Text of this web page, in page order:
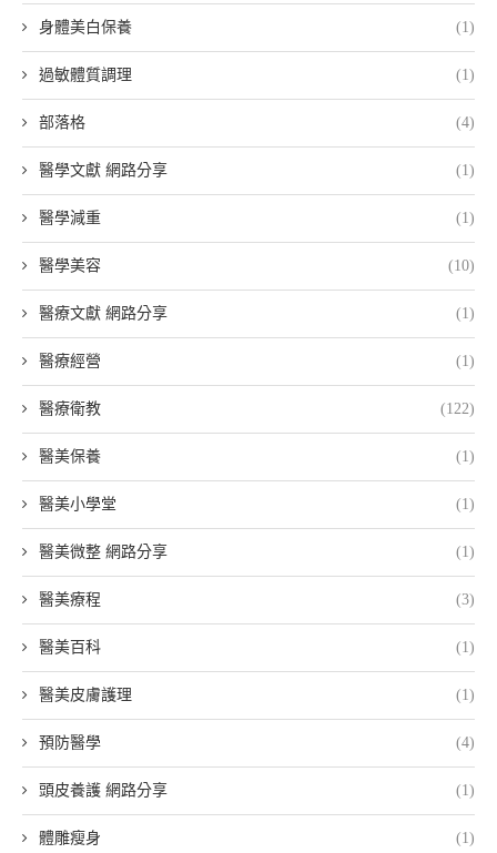
身體美白保養 (1)
過敏體質調理 (1)
部落格 (4)
醫學文獻 網路分享 (1)
醫學減重 (1)
醫學美容 (10)
醫療文獻 網路分享 (1)
醫療經營 (1)
醫療衛教 (122)
醫美保養 (1)
醫美小學堂 (1)
醫美微整 網路分享 (1)
醫美療程 (3)
醫美百科 (1)
醫美皮膚護理 (1)
預防醫學 (4)
頭皮養護 網路分享 (1)
體雕瘦身 (1)